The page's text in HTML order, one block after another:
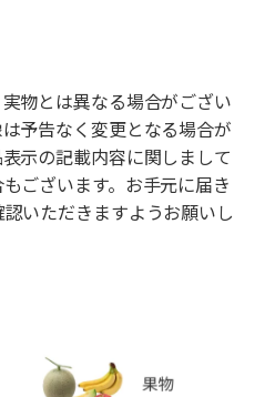
物とは異なる場合がござい
予告なく変更となる場合が
示の記載内容に関しまして
ございます。お手元に届き
いただきますようお願いし